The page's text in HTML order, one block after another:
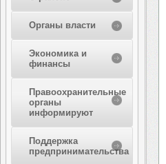
Органы власти
Экономика и
финансы
Правоохранительные
органы
информируют
Поддержка
предпринимательства